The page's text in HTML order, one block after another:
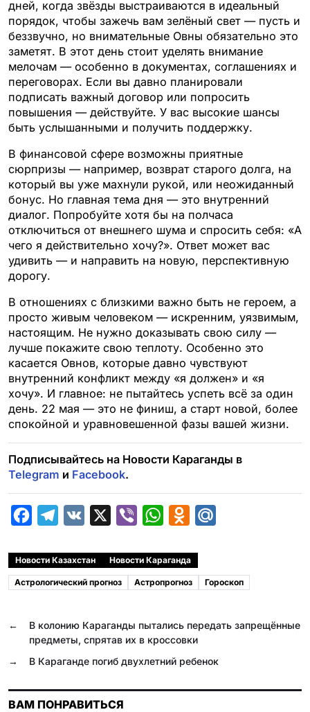
дней, когда звёзды выстраиваются в идеальный
порядок, чтобы зажечь вам зелёный свет — пусть и
беззвучно, но внимательные Овны обязательно это
заметят. В этот день стоит уделять внимание
мелочам — особенно в документах, соглашениях и
переговорах. Если вы давно планировали
подписать важный договор или попросить
повышения — действуйте. У вас высокие шансы
быть услышанными и получить поддержку.
В финансовой сфере возможны приятные
сюрпризы — например, возврат старого долга, на
который вы уже махнули рукой, или неожиданный
бонус. Но главная тема дня — это внутренний
диалог. Попробуйте хотя бы на полчаса
отключиться от внешнего шума и спросить себя: «А
чего я действительно хочу?». Ответ может вас
удивить — и направить на новую, перспективную
дорогу.
В отношениях с близкими важно быть не героем, а
просто живым человеком — искренним, уязвимым,
настоящим. Не нужно доказывать свою силу —
лучше покажите свою теплоту. Особенно это
касается Овнов, которые давно чувствуют
внутренний конфликт между «я должен» и «я
хочу». И главное: не пытайтесь успеть всё за один
день. 22 мая — это не финиш, а старт новой, более
спокойной и уравновешенной фазы вашей жизни.
Подписывайтесь на Новости Караганды в
Telegram и Facebook.
c
e
o
o
k
l
e
a
m
b
e
W
a
t
p
p
n
o
a
s
l
Новости Казахстан Новости Караганда
Астрологический прогноз Астропрогноз Гороскоп
←
В колонию Караганды пытались передать запрещённые
предметы, спрятав их в кроссовки
→
В Караганде погиб двухлетний ребенок
ВАМ ПОНРАВИТЬСЯ